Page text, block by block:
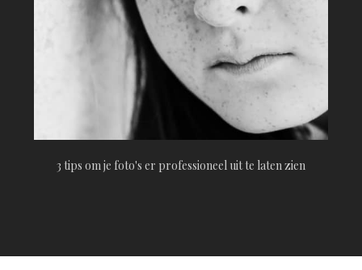
3 tips om je foto's er professioneel uit te laten zien